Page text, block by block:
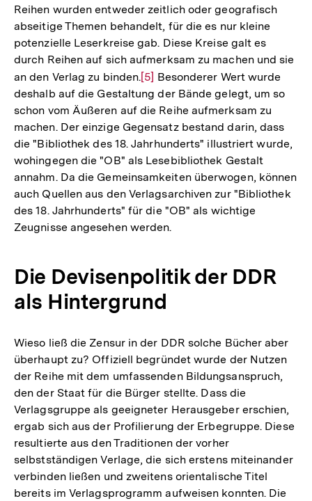
Reihen wurden entweder zeitlich oder geografisch
abseitige Themen behandelt, für die es nur kleine
potenzielle Leserkreise gab. Diese Kreise galt es
durch Reihen auf sich aufmerksam zu machen und sie
an den Verlag zu binden.Zur
Auflösung
der
Fußnote
[5] Besonderer Wert wurde
deshalb auf die Gestaltung der Bände gelegt, um so
schon vom Äußeren auf die Reihe aufmerksam zu
machen. Der einzige Gegensatz bestand darin, dass
die "Bibliothek des 18. Jahrhunderts" illustriert wurde,
wohingegen die "OB" als Lesebibliothek Gestalt
annahm. Da die Gemeinsamkeiten überwogen, können
auch Quellen aus den Verlagsarchiven zur "Bibliothek
des 18. Jahrhunderts" für die "OB" als wichtige
Zeugnisse angesehen werden.
Die Devisenpolitik der DDR
als Hintergrund
Wieso ließ die Zensur in der DDR solche Bücher aber
überhaupt zu? Offiziell begründet wurde der Nutzen
der Reihe mit dem umfassenden Bildungsanspruch,
den der Staat für die Bürger stellte. Dass die
Verlagsgruppe als geeigneter Herausgeber erschien,
ergab sich aus der Profilierung der Erbegruppe. Diese
resultierte aus den Traditionen der vorher
selbstständigen Verlage, die sich erstens miteinander
verbinden ließen und zweitens orientalische Titel
bereits im Verlagsprogramm aufweisen konnten. Die